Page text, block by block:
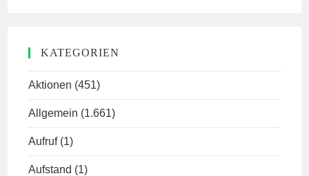
KATEGORIEN
Aktionen (451)
Allgemein (1.661)
Aufruf (1)
Aufstand (1)